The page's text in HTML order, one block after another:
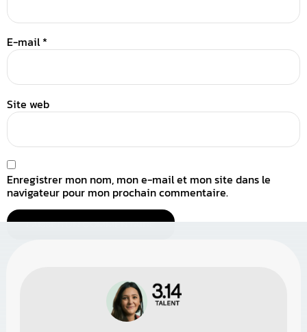
E-mail*
Site web
Enregistrer mon nom, mon e-mail et mon site dans le
navigateur pour mon prochain commentaire.